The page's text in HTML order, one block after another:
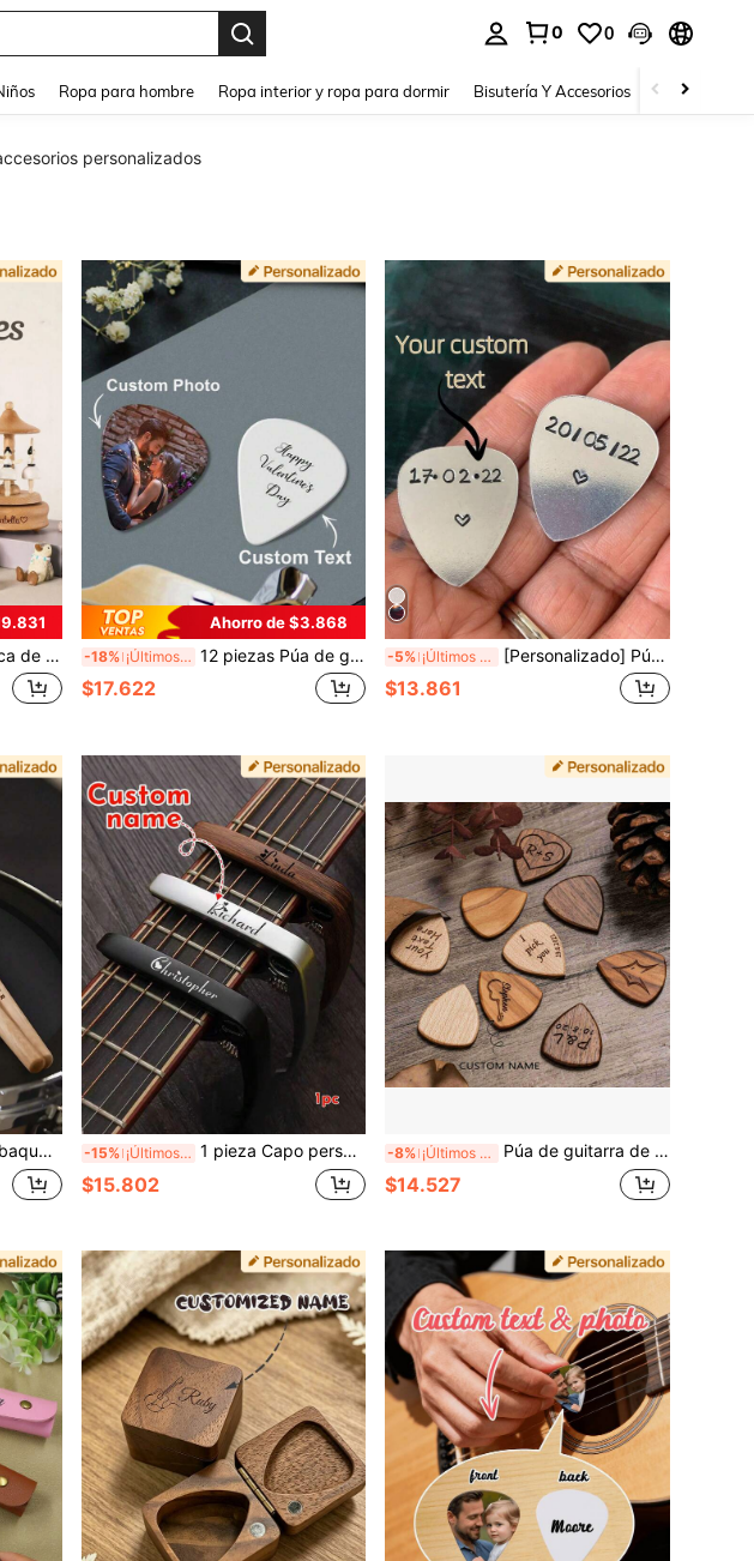
0 0
Ropa para hombre Ropa interior y ropa para dormir Bisutería Y Accesorios Zapatos
personalizados
caballo, carrusel giratorio de reliquia, aniversario, regalo para ella
Ahorro de $3.868
-18% ¡Últimos 3 días 12 piezas Púa de guitarra personalizada con foto, Púa de guitarra con texto personalizado, Accesorios para guitarra bajo, Regalo para músico, Regalo personalizado para hombres, Accesorios de guitarra, Juego de púas de guitarra de Halloween
$17.622
-5% ¡Últimos 3 días [Personalizado] Púa de guitarra personalizada, "Siempre te elegiré", Púa de guitarra personalizada, Púa de guitarra de acero inoxidable, Púa de guitarra personalizada, Diseña tu propio nombre, texto y logotipo, Púa de guitarra personalizada exclusiva para guitarristas, El mejor regalo conmemorativo para Navidad, Día de San Valentín
$13.861
madera personalizada, personalizado, instrumentos musicales y accesorios personalizados, estilo casual callejero -15% ¡Últimos 3 días 1 pieza Capo personalizado con grabado de nombre para guitarra, capo personalizado para guitarra eléctrica, capo grabado personalizado para regalo musical de guitarra, mejor capo personalizable para guitarra, 7x9cm, 3 estilos: negro/plateado/madera, capo para guitarra acústica, regalo del Día de la Madre
$15.802
-8% ¡Últimos 3 días Púa de guitarra de madera personalizada, púa de guitarra única y personalizada grabada, se puede grabar con tu texto y logotipo, regalo para papá, novio o guitarrista
$14.527